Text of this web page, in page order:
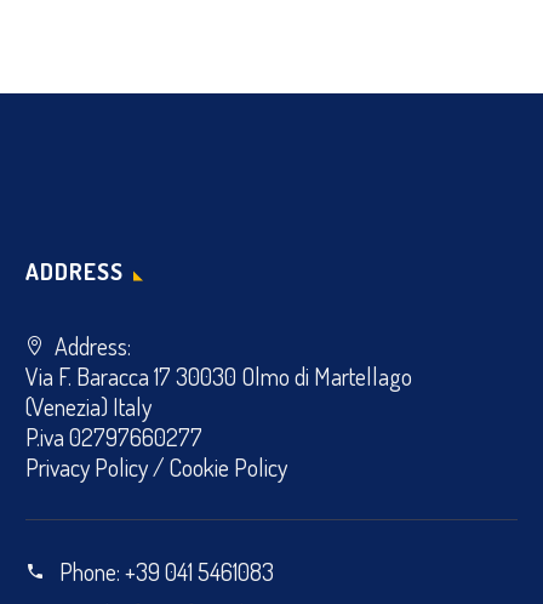
ADDRESS
Address:
Via F. Baracca 17 30030 Olmo di Martellago
(Venezia) Italy
P.iva 02797660277
Privacy Policy/Cookie Policy
Phone:+39 041 5461083